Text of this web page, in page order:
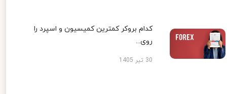
کدام بروکر کمترین کمیسیون و اسپرد را
روی...
30 تیر 1405